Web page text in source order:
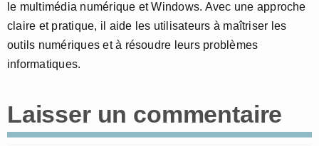
le multimédia numérique et Windows. Avec une approche
claire et pratique, il aide les utilisateurs à maîtriser les
outils numériques et à résoudre leurs problèmes
informatiques.
Laisser un commentaire